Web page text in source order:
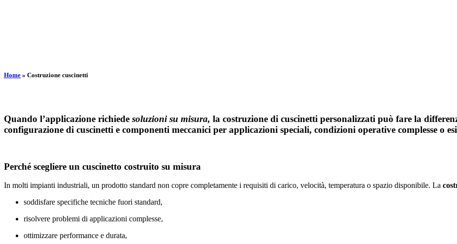
Home » Costruzione cuscinetti
Quando l’applicazione richiede soluzioni su misura, la costruzione di cuscinetti personalizzati può fare la
configurazione di cuscinetti e componenti meccanici per applicazioni speciali, condizioni operative complesse o
Perché scegliere un cuscinetto costruito su misura
In molti impianti industriali, un prodotto standard non copre completamente i requisiti di carico, velocità, temperatura o spazio disponibile. La
soddisfare specifiche tecniche fuori standard,
risolvere problemi di applicazioni complesse,
ottimizzare performance e durata,